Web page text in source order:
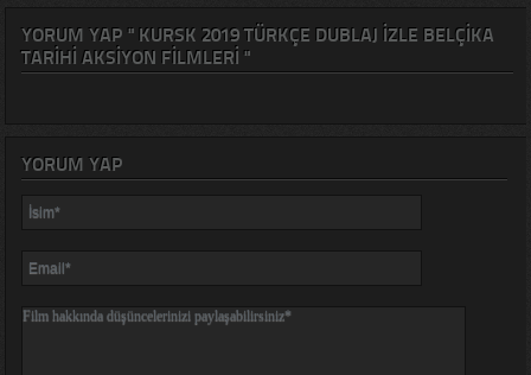
YORUM YAP " KURSK 2019 TÜRKÇE DUBLAJ IZLE BELÇIKA
TARIHI AKSIYON FILMLERI "
YORUM YAP